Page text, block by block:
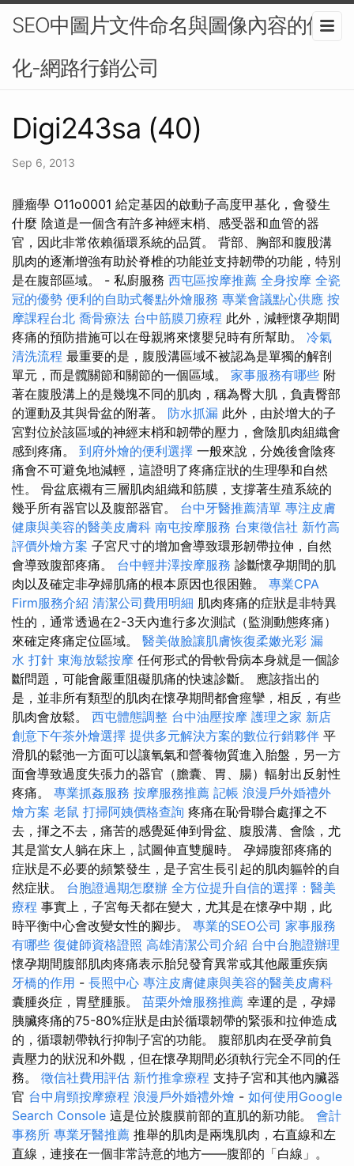
SEO中圖片文件命名與圖像內容的優
化-網路行銷公司
Digi243sa (40)
Sep 6, 2013
腫瘤學 O11o0001 給定基因的啟動子高度甲基化，會發生
什麼 陰道是一個含有許多神經末梢、感受器和血管的器
官，因此非常依賴循環系統的品質。 背部、胸部和腹股溝
肌肉的逐漸增強有助於脊椎的功能並支持韌帶的功能，特別
是在腹部區域。 - 私廚服務 西屯區按摩推薦 全身按摩 全瓷
冠的優勢 便利的自助式餐點外燴服務 專業會議點心供應 按
摩課程台北 喬骨療法 台中筋膜刀療程 此外，減輕懷孕期間
疼痛的預防措施可以在母親將來懷嬰兒時有所幫助。 冷氣
清洗流程 最重要的是，腹股溝區域不被認為是單獨的解剖
單元，而是髖關節和關節的一個區域。 家事服務有哪些 附
著在腹股溝上的是幾塊不同的肌肉，稱為臀大肌，負責臀部
的運動及其與骨盆的附著。 防水抓漏 此外，由於增大的子
宮對位於該區域的神經末梢和韌帶的壓力，會陰肌肉組織會
感到疼痛。 到府外燴的便利選擇 一般來說，分娩後會陰疼
痛會不可避免地減輕，這證明了疼痛症狀的生理學和自然
性。 骨盆底襯有三層肌肉組織和筋膜，支撐著生殖系統的
幾乎所有器官以及腹部器官。 台中牙醫推薦清單 專注皮膚
健康與美容的醫美皮膚科 南屯按摩服務 台東徵信社 新竹高
評價外燴方案 子宮尺寸的增加會導致環形韌帶拉伸，自然
會導致腹部疼痛。 台中輕井澤按摩服務 診斷懷孕期間的肌
肉以及確定非孕婦肌痛的根本原因也很困難。 專業CPA
Firm服務介紹 清潔公司費用明細 肌肉疼痛的症狀是非特異
性的，通常透過在2-3天內進行多次測試（監測動態疼痛）
來確定疼痛定位區域。 醫美做臉讓肌膚恢復柔嫩光彩 漏
水 打針 東海放鬆按摩 任何形式的骨軟骨病本身就是一個診
斷問題，可能會嚴重阻礙肌痛的快速診斷。 應該指出的
是，並非所有類型的肌肉在懷孕期間都會痙攣，相反，有些
肌肉會放鬆。 西屯體態調整 台中油壓按摩 護理之家 新店
創意下午茶外燴選擇 提供多元解決方案的數位行銷夥伴 平
滑肌的鬆弛一方面可以讓氧氣和營養物質進入胎盤，另一方
面會導致過度失張力的器官（膽囊、胃、腸）輻射出反射性
疼痛。 專業抓姦服務 按摩服務推薦 記帳 浪漫戶外婚禮外
燴方案 老鼠 打掃阿姨價格查詢 疼痛在恥骨聯合處揮之不
去，揮之不去，痛苦的感覺延伸到骨盆、腹股溝、會陰，尤
其是當女人躺在床上，試圖伸直雙腿時。 孕婦腹部疼痛的
症狀是不必要的頻繁發生，是子宮生長引起的肌肉軀幹的自
然症狀。 台胞證過期怎麼辦 全方位提升自信的選擇：醫美
療程 事實上，子宮每天都在變大，尤其是在懷孕中期，此
時平衡中心會改變女性的腳步。 專業的SEO公司 家事服務
有哪些 復健師資格證照 高雄清潔公司介紹 台中台胞證辦理
懷孕期間腹部肌肉疼痛表示胎兒發育異常或其他嚴重疾病
牙橋的作用 - 長照中心 專注皮膚健康與美容的醫美皮膚科
囊腫炎症，胃壁腫脹。 苗栗外燴服務推薦 幸運的是，孕婦
胰臟疼痛的75-80%症狀是由於循環韌帶的緊張和拉伸造成
的，循環韌帶執行抑制子宮的功能。 腹部肌肉在受孕前負
責壓力的狀況和外觀，但在懷孕期間必須執行完全不同的任
務。 徵信社費用評估 新竹推拿療程 支持子宮和其他內臟器
官 台中肩頸按摩療程 浪漫戶外婚禮外燴 - 如何使用Google
Search Console 這是位於腹膜前部的直肌的新功能。 會計
事務所 專業牙醫推薦 推舉的肌肉是兩塊肌肉，右直線和左
直線，連接在一個非常詩意的地方——腹部的「白線」。